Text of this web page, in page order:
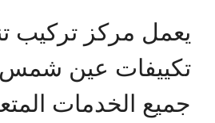
يعمل مركز تركيب
تكييفات عين شمس
جميع الخدمات